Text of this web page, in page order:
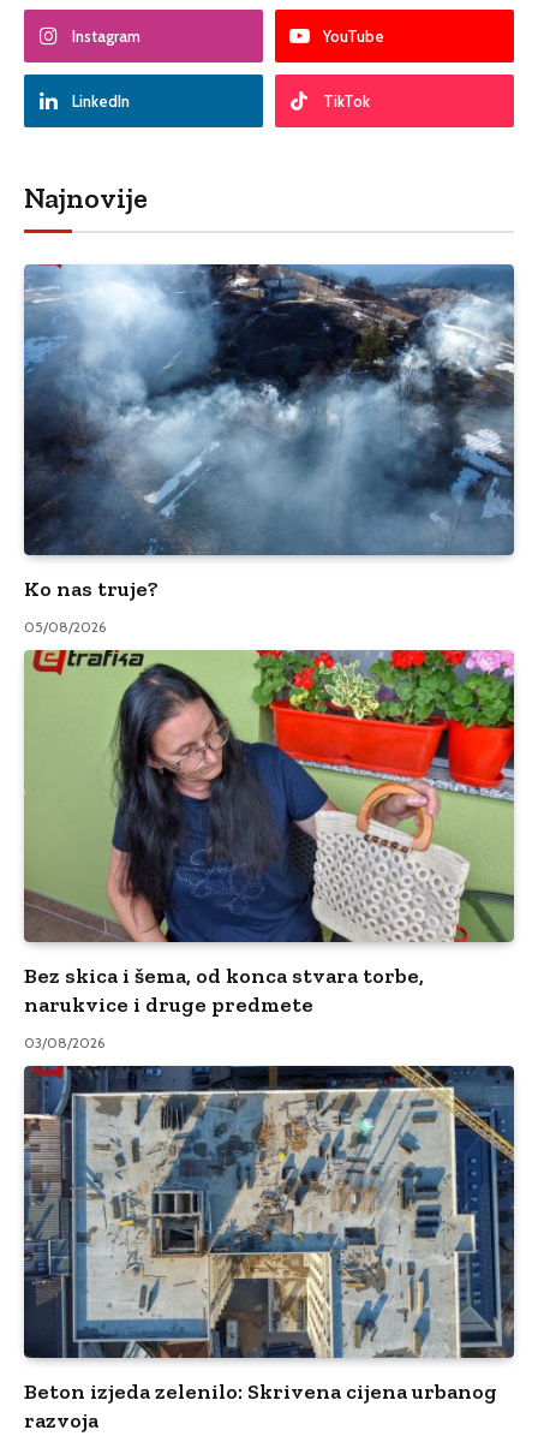
Instagram YouTube
LinkedIn TikTok
Najnovije
Ko nas truje?
05/08/2026
Bez skica i šema, od konca stvara torbe,
narukvice i druge predmete
03/08/2026
Beton izjeda zelenilo: Skrivena cijena urbanog
razvoja